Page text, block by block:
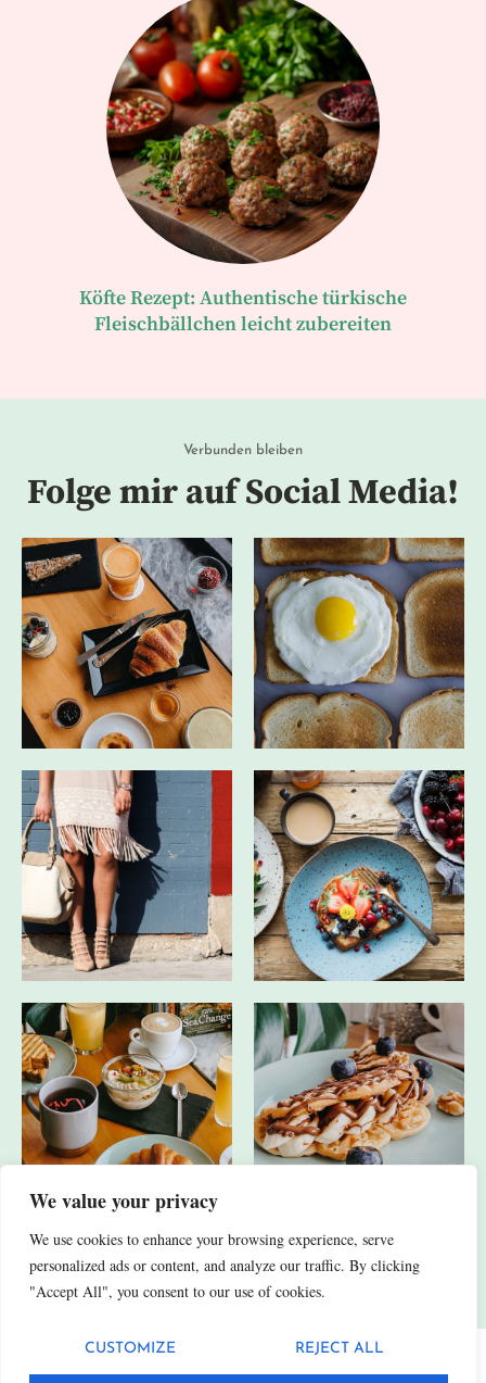
We value your privacy
We use cookies to enhance your browsing experience, serve
personalized ads or content, and analyze our traffic. By clicking
"Accept All", you consent to our use of cookies.
CUSTOMIZE REJECT ALL
Köfte Rezept: Authentische türkische
Fleischbällchen leicht zubereiten
Verbunden bleiben
Folge mir auf Social Media!
JA, ICH HABE AUCH ANDERE SOCIAL-MEDIA-KANÄLE.